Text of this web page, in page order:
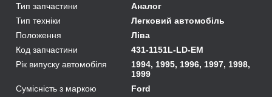
Тип запчастини
Аналог
Тип техніки
Легковий автомобіль
Положення
Ліва
Код запчастини
431-1151L-LD-EM
Рік випуску автомобіля
1994, 1995, 1996, 1997, 1998,
1999
Сумісність з маркою
Ford